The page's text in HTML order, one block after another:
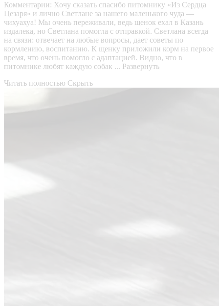
Комментарии: Хочу сказать спасибо питомнику «Из Сердца
Цезаря» и лично Светлане за нашего маленького чуда —
чихуахуа! Мы очень переживали, ведь щенок ехал в Казань
издалека, но Светлана помогла с отправкой. Светлана всегда
на связи: отвечает на любые вопросы, дает советы по
кормлению, воспитанию. К щенку приложили корм на первое
время, что очень помогло с адаптацией. Видно, что в
питомнике любят каждую собак ... Развернуть
Читать полностью Скрыть